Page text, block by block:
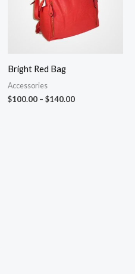
Bright Red Bag
Accessories
$100.00 – $140.00